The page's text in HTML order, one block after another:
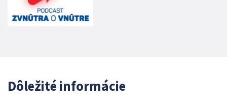
Dôležité informácie